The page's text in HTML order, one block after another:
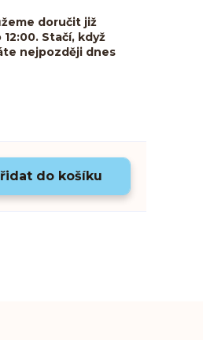
doručit již
12:00. Stačí, když
nejpozději dnes
do košíku